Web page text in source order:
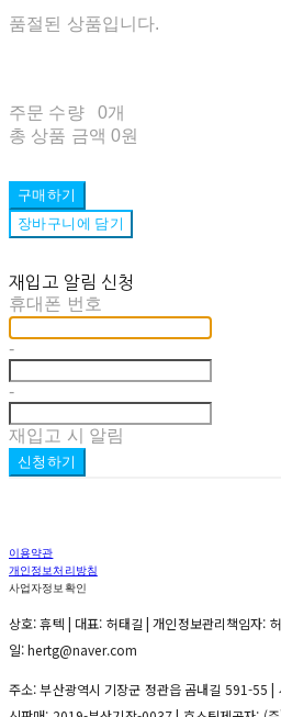
품절된 상품입니다.
주문 수량
0개
총 상품 금액 0원
구매하기
장바구니에 담기
재입고 알림 신청
휴대폰 번호
-
-
재입고 시 알림
신청하기
이용약관
개인정보처리방침
사업자정보확인
상호: 휴텍 | 대표: 허태길 | 개인정보관리책임자:
일: hertg@naver.com
주소: 부산광역시 기장군 정관읍 곰내길 591-55 |